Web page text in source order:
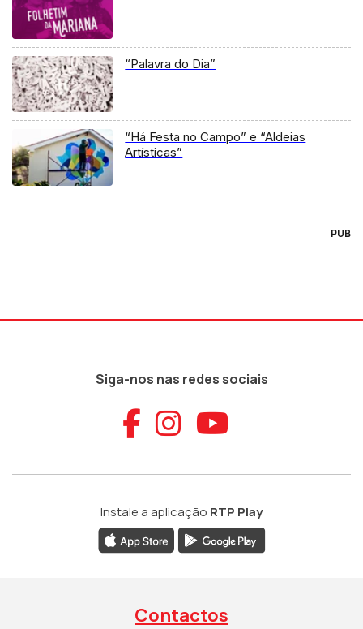
“Palavra do Dia”
“Há Festa no Campo” e “Aldeias
Artísticas”
PUB
Siga-nos nas redes sociais
Aceder ao
Aceder ao
Aceder
Instale a aplicação RTP Play
Contactos